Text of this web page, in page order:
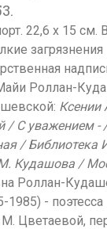
22,6 х 15 см.
Роллан-
Ксении
/ С уважением -
/ Библиотека
Кудашова /
Роллан-
- поэтесса
М. Цветаевой,